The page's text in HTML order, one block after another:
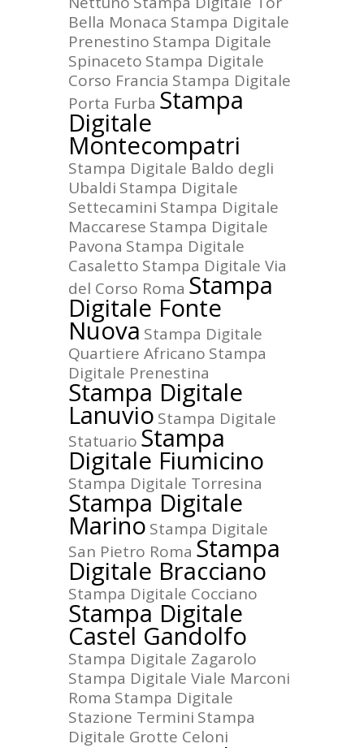
Bella Monaca Stampa Digitale
Prenestino Stampa Digitale
Spinaceto Stampa Digitale
Corso Francia Stampa Digitale
Porta Furba Stampa
Digitale
Montecompatri
Stampa Digitale Baldo degli
Ubaldi Stampa Digitale
Settecamini Stampa Digitale
Maccarese Stampa Digitale
Pavona Stampa Digitale
Casaletto Stampa Digitale Via
del Corso Roma Stampa
Digitale Fonte
Nuova Stampa Digitale
Quartiere Africano Stampa
Digitale Prenestina
Stampa Digitale
Lanuvio Stampa Digitale
Statuario Stampa
Digitale Fiumicino
Stampa Digitale Torresina
Stampa Digitale
Marino Stampa Digitale
San Pietro Roma Stampa
Digitale Bracciano
Stampa Digitale Cocciano
Stampa Digitale
Castel Gandolfo
Stampa Digitale Zagarolo
Stampa Digitale Viale Marconi
Roma Stampa Digitale
Stazione Termini Stampa
Digitale Grotte Celoni